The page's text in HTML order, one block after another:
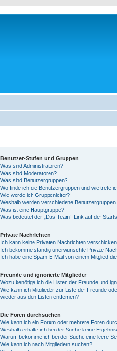
Benutzer-Stufen und Gruppen
Was sind Administratoren?
Was sind Moderatoren?
Was sind Benutzergruppen?
Wo finde ich die Benutzergruppen und wie trete
Wie werde ich Gruppenleiter?
Weshalb werden verschiedene Benutzergruppen
Was ist eine Hauptgruppe?
Was bedeutet der „Das Team“-Link auf der
Private Nachrichten
Ich kann keine Privaten Nachrichten verschicken!
Ich bekomme ständig unerwünschte Private
Ich habe eine Spam-E-Mail von einem Mitglied
Freunde und ignorierte Mitglieder
Wozu benötige ich die Listen der Freunde und
Wie kann ich Mitglieder zur Liste der Freunde
wieder aus den Listen entfernen?
Die Foren durchsuchen
Wie kann ich ein Forum oder mehrere Foren
Weshalb erhalte ich bei der Suche keine
Warum bekomme ich bei der Suche eine leere
Wie kann ich nach Mitgliedern suchen?